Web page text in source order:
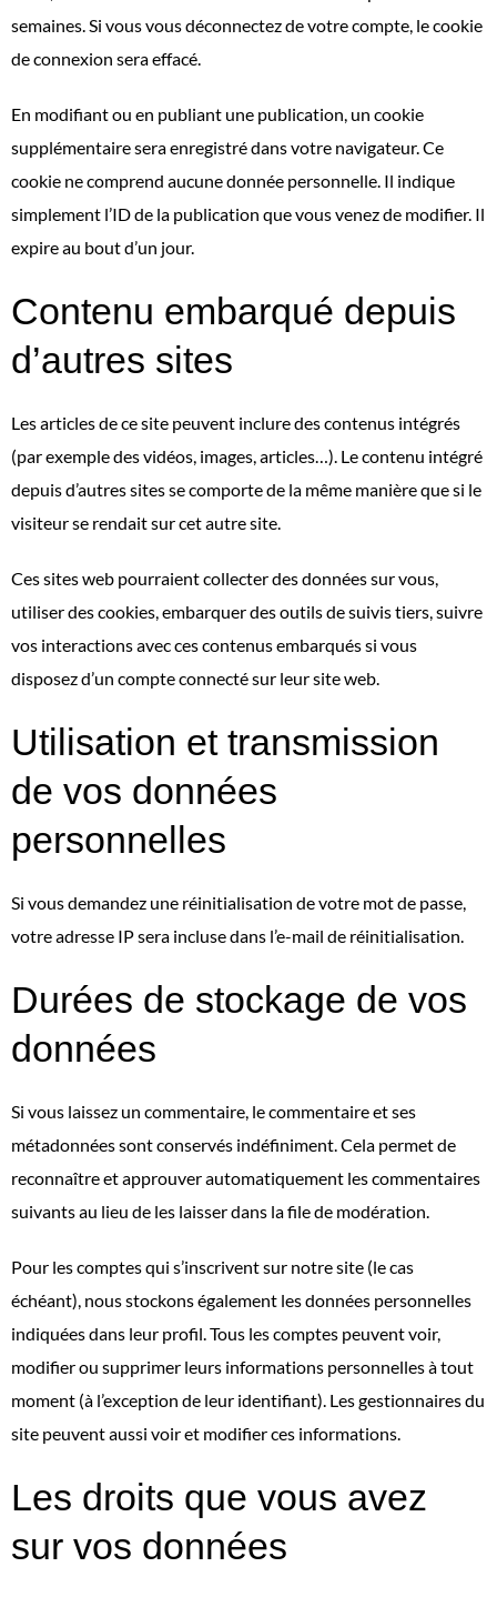
semaines. Si vous vous déconnectez de votre compte, le cookie
de connexion sera effacé.
En modifiant ou en publiant une publication, un cookie
supplémentaire sera enregistré dans votre navigateur. Ce
cookie ne comprend aucune donnée personnelle. Il indique
simplement l’ID de la publication que vous venez de modifier. Il
expire au bout d’un jour.
Contenu embarqué depuis
d’autres sites
Les articles de ce site peuvent inclure des contenus intégrés
(par exemple des vidéos, images, articles…). Le contenu intégré
depuis d’autres sites se comporte de la même manière que si le
visiteur se rendait sur cet autre site.
Ces sites web pourraient collecter des données sur vous,
utiliser des cookies, embarquer des outils de suivis tiers, suivre
vos interactions avec ces contenus embarqués si vous
disposez d’un compte connecté sur leur site web.
Utilisation et transmission
de vos données
personnelles
Si vous demandez une réinitialisation de votre mot de passe,
votre adresse IP sera incluse dans l’e-mail de réinitialisation.
Durées de stockage de vos
données
Si vous laissez un commentaire, le commentaire et ses
métadonnées sont conservés indéfiniment. Cela permet de
reconnaître et approuver automatiquement les commentaires
suivants au lieu de les laisser dans la file de modération.
Pour les comptes qui s’inscrivent sur notre site (le cas
échéant), nous stockons également les données personnelles
indiquées dans leur profil. Tous les comptes peuvent voir,
modifier ou supprimer leurs informations personnelles à tout
moment (à l’exception de leur identifiant). Les gestionnaires du
site peuvent aussi voir et modifier ces informations.
Les droits que vous avez
sur vos données